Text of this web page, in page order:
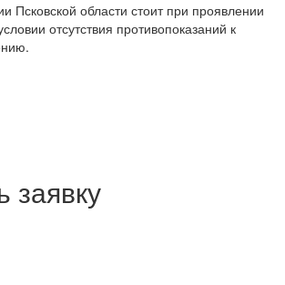
Псковской области стоит при проявлении
отсутствия противопоказаний к
заявку